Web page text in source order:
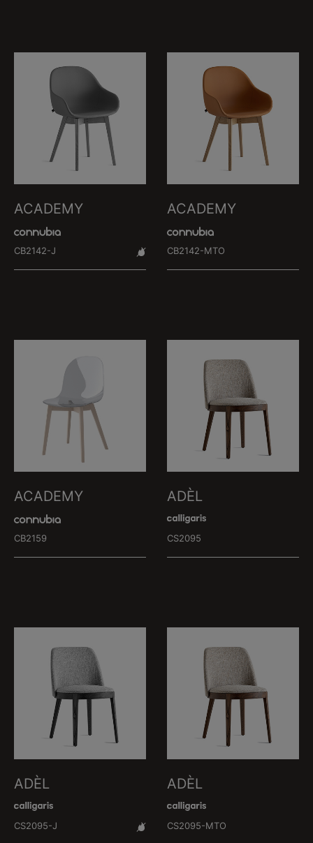
ACADEMY
CB2142-J
ACADEMY
CB2142-MTO
ACADEMY
CB2159
ADÈL
CS2095
ADÈL
CS2095-J
ADÈL
CS2095-MTO